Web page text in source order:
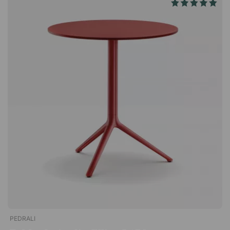
10 chaises, ce qui facilite sa manipulation, son déplacement et
son rangement lorsqu’elle n’est pas utilisée. La fonction
empilable est particulièrement appréciée dans les
environnements flexibles où le mobilier doit être rapidement
Empilable jusqu'à 10 chaises. Polypropylène durable et facile à
nettoyer. Pour l'intérieur et l'extérieur. Vendu par lot de 4 (prix
PEDRALI